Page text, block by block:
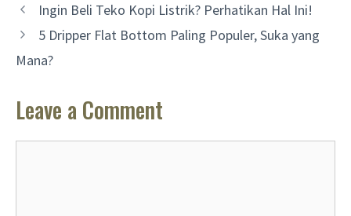
Ingin Beli Teko Kopi Listrik? Perhatikan Hal Ini!
5 Dripper Flat Bottom Paling Populer, Suka yang
Mana?
Leave a Comment